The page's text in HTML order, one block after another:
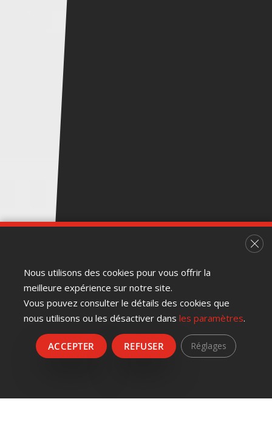
Nous utilisons des cookies pour vous offrir la
meilleure expérience sur notre site.
Vous pouvez consulter le détails des cookies que
nous utilisons ou les désactiver dans les paramètres.
ACCEPTER REFUSER Réglages